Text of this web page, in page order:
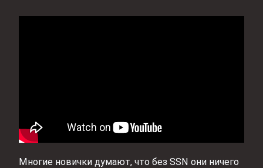
Многие новички думают, что без SSN они ничего